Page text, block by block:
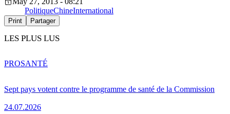
PolitiqueChineInternational
Print Partager
LES PLUS LUS
Sept pays votent contre le programme de santé de la Commission
24.07.2026
PROSANTÉ